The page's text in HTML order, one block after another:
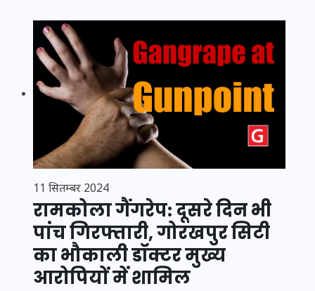
11 सितम्बर 2024
रामकोला गैंगरेप: दूसरे दिन भी
पांच गिरफ्तारी, गोरखपुर सिटी
का भौकाली डॉक्टर मुख्य
आरोपियों में शामिल